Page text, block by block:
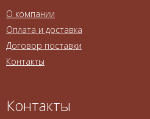
О компании
Оплата и доставка
Договор поставки
Контакты
Контакты